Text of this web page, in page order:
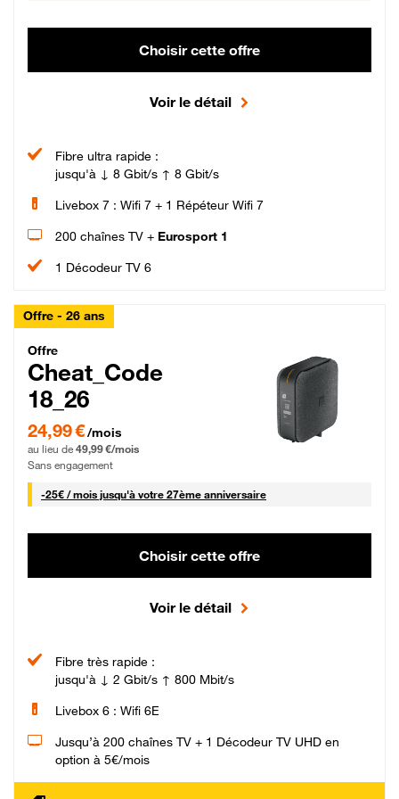
Choisir cette offre
Voir le détail
Fibre ultra rapide :
jusqu'à ↓ 8 Gbit/s ↑ 8 Gbit/s
Livebox 7 : Wifi 7 + 1 Répéteur Wifi 7
200 chaînes TV + Eurosport 1
1 Décodeur TV 6
Offre - 26 ans
Cheat_Code Fibre_18_26
Offre
Cheat_Code
18_26
24,99 € par mois pendant 0 mois puis 49,99 € par mois, Sans engagement
24,99 €/mois
au lieu de 49,99 €/mois
Sans engagement
-25€ / mois25 € par mois
jusqu'à votre 27ème anniversaire
Choisir cette offre
Voir le détail
Fibre très rapide :
jusqu'à ↓ 2 Gbit/s ↑ 800 Mbit/s
Livebox 6 : Wifi 6E
Jusqu’à 200 chaînes TV + 1 Décodeur TV UHD en
option à 5€/mois